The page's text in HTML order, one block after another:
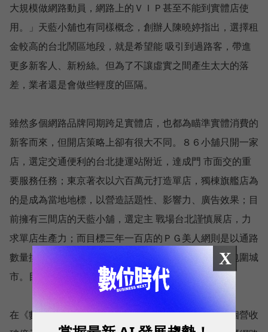
大規模做網路動員，網路上的ＶＩＰ甚至不能到實體店使
用。」天藍小舖也有同樣概念，創辦人陳曉婷指出，選擇租
金較高的台北鬧區地段，就是希望能 吸引到過路客，帶進
更多新客人、新粉絲。但為了不讓虛實之間產生太大的落
差，業者還是會做些輕度的區隔。
雖然多個網路品牌同期跨足實體店，也都為瞄準實體消費的
新客而來，但開店策略上卻有很大不同。８６小舖只開一家
店，選定交通便利的台北捷運站附近，達成門 市面交的重
要服務任務；東京著衣以六百萬元打造單店，獨棟旗艦店為
的是成為當地地標，以營造話題性、影響力、廣告效果；目
前擁有三間店的天藍小舖，選定主 戰場台北謹慎展店，力
求單店生產力；而目標三年一百店的ＰＧ美人網則是以通路
數量換取營收，以中南部為主要展店地區，主打鄉村包圍城
市。目前看來各家各顯 神通，都有不錯營收表現。
在《數位時代》網路人氣賣家一百強頒獎會場上，各個營收
X